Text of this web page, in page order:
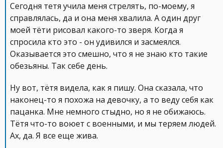
Сегодня тетя учила меня стрелять, по-моему, я
справлялась, да и она меня хвалила. А один друг
моей тёти рисовал какого-то зверя. Когда я
спросила кто это - он удивился и засмеялся.
Оказывается это смешно, что я не знаю кто такие
обезьяны. Так себе день.
Ну вот, тётя видела, как я пишу. Она сказала, что
наконец-то я похожа на девочку, а то веду себя как
пацанка. Мне немного стыдно, но я не обижаюсь.
Тётя что-то воюет с военными, и мы теряем людей.
Ах, да. Я все еще жива.